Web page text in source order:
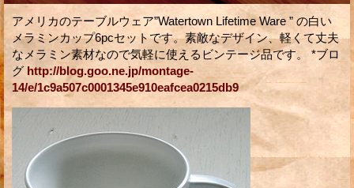
アメリカのテーブルウェア”Watertown Lifetime Ware ” の白い
メラミンカップ6pcセットです。素敵なデザイン、軽くて丈夫
なメラミン素材なので気軽に使えるビンテージ品です。 *ブロ
グ http://blog.goo.ne.jp/montage-
14/e/1c9a507c0001345e910eafcea0215db9